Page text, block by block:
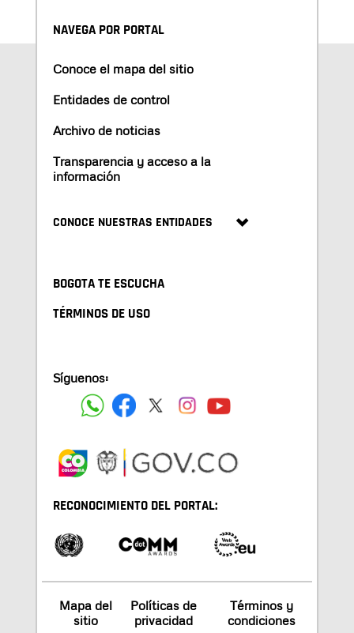
NAVEGA POR PORTAL
Conoce el mapa del sitio
Entidades de control
Archivo de noticias
Transparencia y acceso a la
información
CONOCE NUESTRAS ENTIDADES
BOGOTA TE ESCUCHA
TÉRMINOS DE USO
Síguenos:
RECONOCIMIENTO DEL PORTAL:
Mapa del
sitio
Políticas de
privacidad
Términos y
condiciones